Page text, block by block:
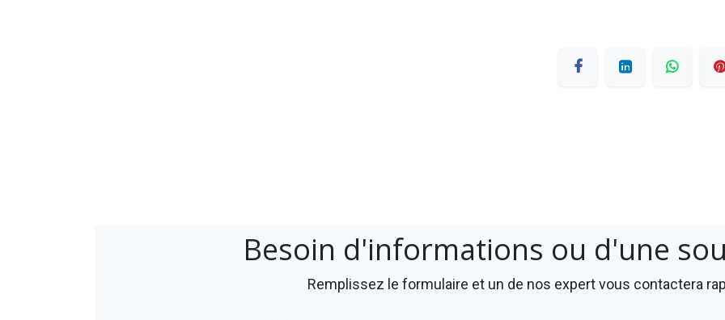
Besoin d'informations ou d'une
Remplissez le formulaire et un de nos expert vous contactera